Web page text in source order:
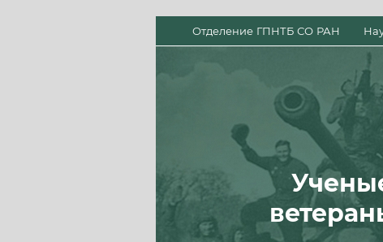
Отделение ГПНТБ СО РАН